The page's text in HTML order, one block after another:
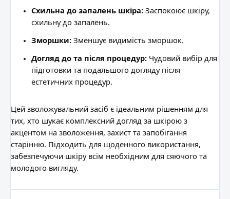
Схильна до запалень шкіра: Заспокоює шкіру,
схильну до запалень.
Зморшки: Зменшує видимість зморшок.
Догляд до та після процедур: Чудовий вибір для
підготовки та подальшого догляду після
естетичних процедур.
Цей зволожувальний засіб є ідеальним рішенням для
тих, хто шукає комплексний догляд за шкірою з
акцентом на зволоження, захист та запобігання
старінню. Підходить для щоденного використання,
забезпечуючи шкіру всім необхідним для сяючого та
молодого вигляду.